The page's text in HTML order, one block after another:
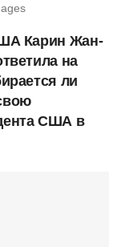
Карин Жан-
на
ли
США в